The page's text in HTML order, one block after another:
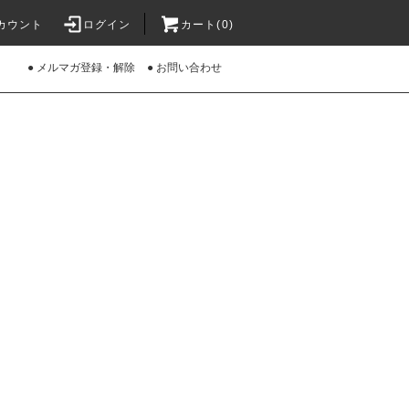
ウント ログイン カート(0)
● メルマガ登録・解除 ● お問い合わせ